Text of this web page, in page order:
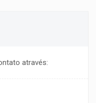
através: